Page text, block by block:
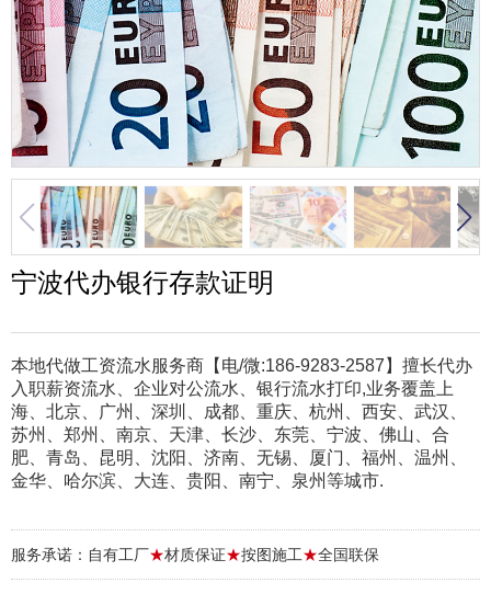
宁波代办银行存款证明
本地代做工资流水服务商【电/微:186-9283-2587】擅长代办
入职薪资流水、企业对公流水、银行流水打印,业务覆盖上
海、北京、广州、深圳、成都、重庆、杭州、西安、武汉、
苏州、郑州、南京、天津、长沙、东莞、宁波、佛山、合
肥、青岛、昆明、沈阳、济南、无锡、厦门、福州、温州、
金华、哈尔滨、大连、贵阳、南宁、泉州等城市.
服务承诺：自有工厂★材质保证★按图施工★全国联保